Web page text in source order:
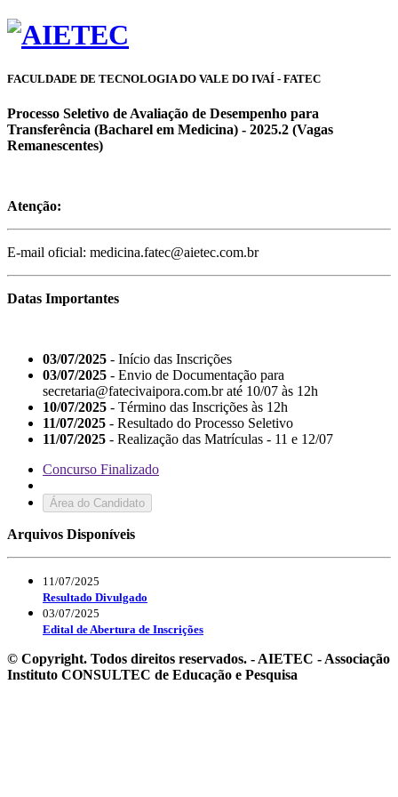
FACULDADE DE TECNOLOGIA DO VALE DO IVAÍ - FATEC
Processo Seletivo de Avaliação de Desempenho para
Transferência (Bacharel em Medicina) - 2025.2 (Vagas
Remanescentes)
Atenção:
E-mail oficial: medicina.fatec@aietec.com.br
Datas Importantes
03/07/2025 - Início das Inscrições
03/07/2025 - Envio de Documentação para
secretaria@fatecivaipora.com.br até 10/07 às 12h
10/07/2025 - Término das Inscrições às 12h
11/07/2025 - Resultado do Processo Seletivo
11/07/2025 - Realização das Matrículas - 11 e 12/07
Concurso Finalizado
Área do Candidato
Arquivos Disponíveis
11/07/2025
Resultado Divulgado
03/07/2025
Edital de Abertura de Inscrições
© Copyright. Todos direitos reservados. - AIETEC - Associação
Instituto CONSULTEC de Educação e Pesquisa